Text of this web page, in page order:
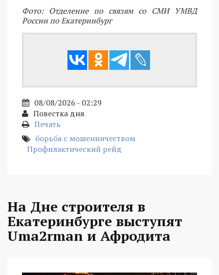
Фото: Отделение по связям со СМИ УМВД
России по Екатеринбург
08/08/2026 - 02:29
Повестка дня
Печать
борьба с мошенничеством
Профилактический рейд
На Дне строителя в
Екатеринбурге выступят
Uma2rman и Афродита